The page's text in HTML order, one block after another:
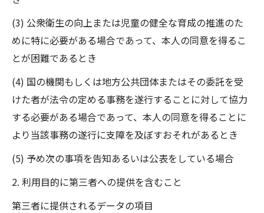
(3) 公衆衛生の向上または児童の健全な育成の推進のた
めに特に必要がある場合であって、本人の同意を得るこ
とが困難であるとき
(4) 国の機関もしくは地方公共団体またはその委託を受
けた者が法令の定める事務を遂行することに対して協力
する必要がある場合であって、本人の同意を得ることに
より当該事務の遂行に支障を及ぼすおそれがあるとき
(5) 予め次の事項を告知あるいは公表をしている場合
2. 利用目的に第三者への提供を含むこと
第三者に提供されるデータの項目